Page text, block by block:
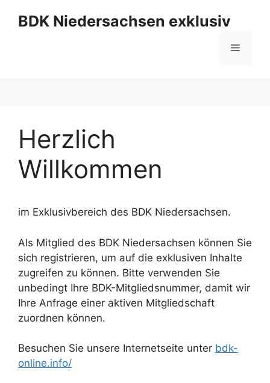
InhaltBDK Niedersachsen exklusiv
Menü
Herzlich
Willkommen
im Exklusivbereich des BDK Niedersachsen.
Als Mitglied des BDK Niedersachsen können Sie
sich registrieren, um auf die exklusiven Inhalte
zugreifen zu können. Bitte verwenden Sie
unbedingt Ihre BDK-Mitgliedsnummer, damit wir
Ihre Anfrage einer aktiven Mitgliedschaft
zuordnen können.
Besuchen Sie unsere Internetseite unter bdk-
online.info/